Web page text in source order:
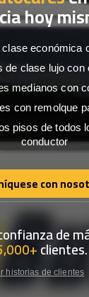
hoy
económica
de clase lujo con
medianos con
con remolque
pisos de todos
conductor
con
con
de
clientes.
historias de clientes